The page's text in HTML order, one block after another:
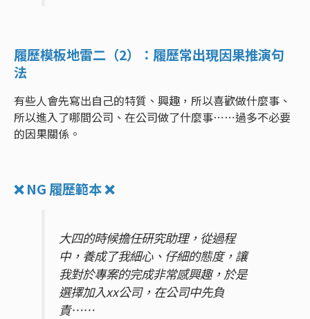
履歷模板地雷二（2）：履歷常出現因果推演句
法
有些人會先寫出自己的特質、興趣，所以喜歡做什麼事、
所以進入了哪間公司、在公司做了什麼事⋯⋯過多不必要
的因果關係。
❌ NG 履歷範本 ❌
大四的時候擔任研究助理，從過程
中，養成了我細心、仔細的態度，讓
我對於專案的完成非常感興趣，於是
選擇加入xx公司，在公司中先負
責⋯⋯